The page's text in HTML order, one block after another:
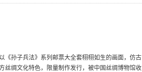
《孙子兵法》系列邮票大全套栩栩如生的画面，仿古
丝绸文化特色，限量制作发行，被中国丝绸博物馆收